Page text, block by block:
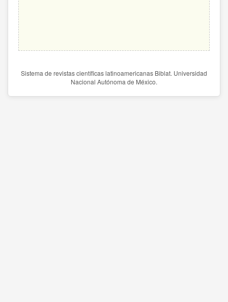
Sistema de revistas científicas latinoamericanas Biblat. Universidad
Nacional Autónoma de México.